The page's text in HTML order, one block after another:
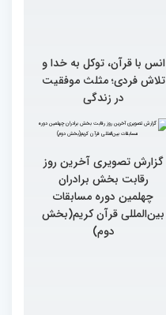
انس با قرآن، توکل به خدا و
تلاش فردی؛ مثلث موفقیت
در زندگی
گزارش تصویری آخرین روز
رقابت بخش برادران
چهلمین دوره مسابقات
بین‌المللی قرآن کریم(بخش
دوم)